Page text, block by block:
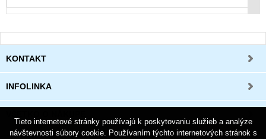
KONTAKT
INFOLINKA
Tieto internetové stránky používajú k poskytovaniu služieb a analýze
návštevnosti súbory cookie. Používaním týchto internetových stránok s